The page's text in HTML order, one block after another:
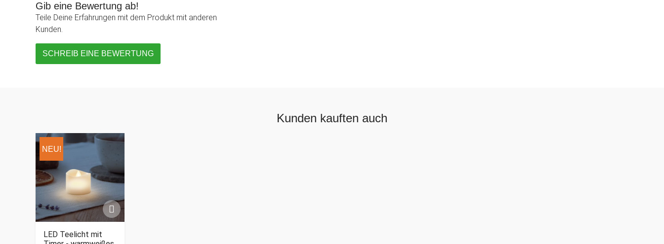
Gib eine Bewertung ab!
Teile Deine Erfahrungen mit dem Produkt mit anderen
Kunden.
SCHREIB EINE BEWERTUNG
Kunden kauften auch
NEU!
LED Teelicht mit